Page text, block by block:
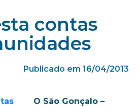
contas
Publicado em 16/04/2013
O São Gonçalo –